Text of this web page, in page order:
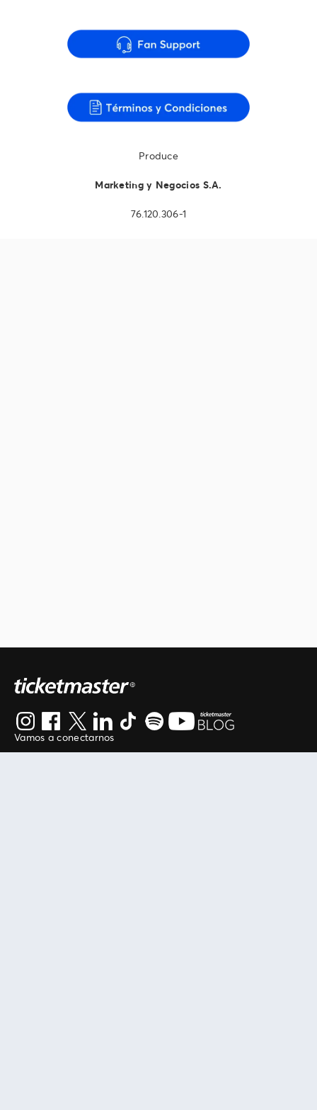
Produce
Marketing y Negocios S.A.
76.120.306-1
Vamos a conectarnos